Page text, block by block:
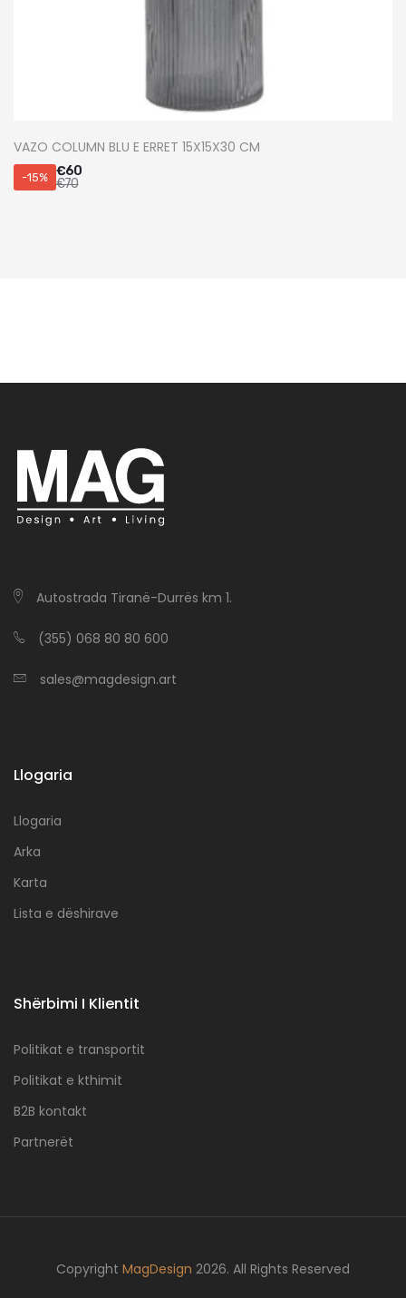
VAZO COLUMN BLU E ERRET 15X15X30 CM
-15% €60
€70
Autostrada Tiranë-Durrës km 1.
(355) 068 80 80 600
sales@magdesign.art
Llogaria
Llogaria
Arka
Karta
Lista e dëshirave
Shërbimi I Klientit
Politikat e transportit
Politikat e kthimit
B2B kontakt
Partnerët
Copyright MagDesign 2026. All Rights Reserved